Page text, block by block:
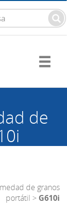
de
de granos
portátil > G610i